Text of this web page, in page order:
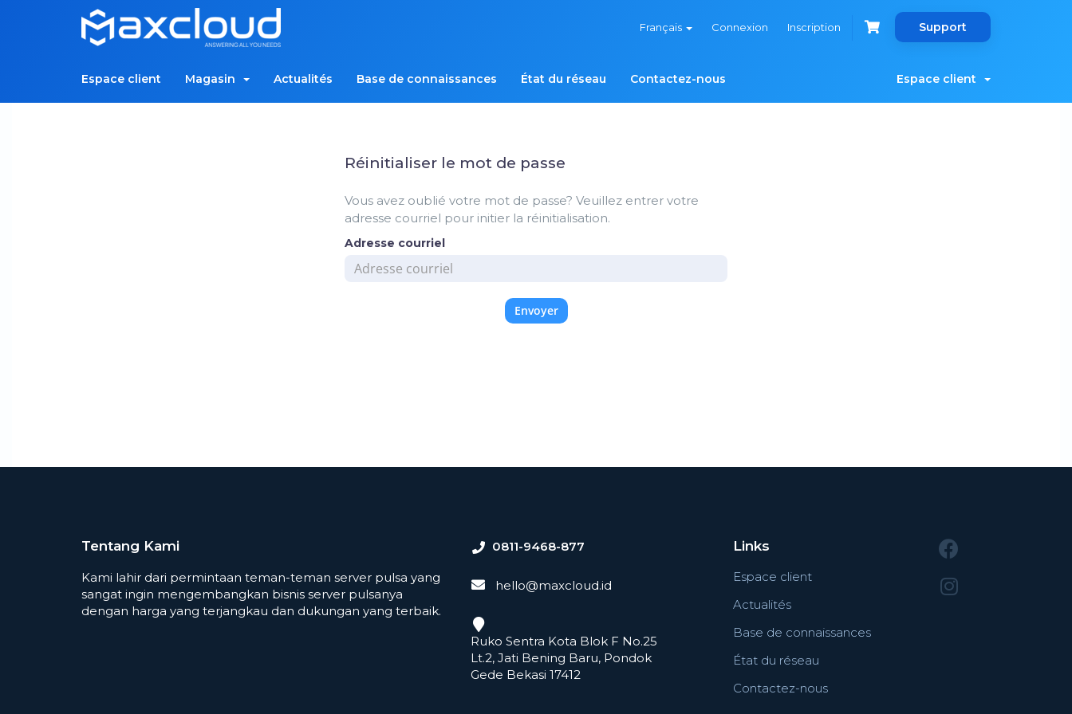
Français Connexion Inscription Support
Espace client Magasin Actualités Base de connaissances État du réseau Contactez-nous Espace client
Réinitialiser le mot de passe
Vous avez oublié votre mot de passe? Veuillez entrer votre
adresse courriel pour initier la réinitialisation.
Adresse courriel
Envoyer
Tentang Kami
Kami lahir dari permintaan teman-teman server pulsa yang
sangat ingin mengembangkan bisnis server pulsanya
dengan harga yang terjangkau dan dukungan yang terbaik.
0811-9468-877
hello@maxcloud.id
Ruko Sentra Kota Blok F No.25
Lt.2, Jati Bening Baru, Pondok
Gede Bekasi 17412
Links
Espace client
Actualités
Base de connaissances
État du réseau
Contactez-nous